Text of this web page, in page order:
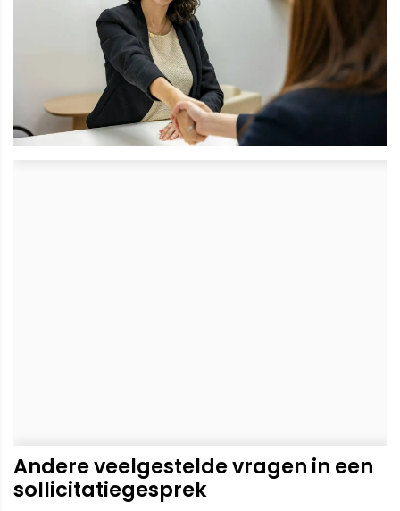
Andere veelgestelde vragen in een
sollicitatiegesprek